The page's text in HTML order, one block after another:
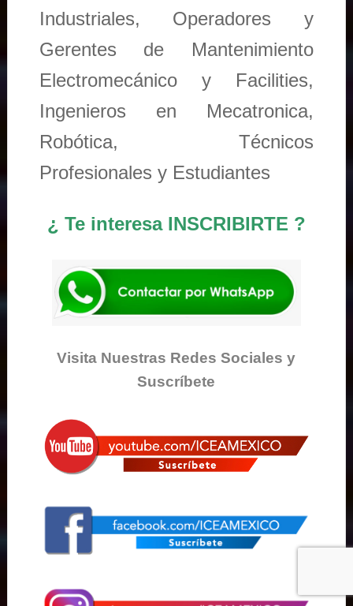
Industriales, Operadores y
Gerentes de Mantenimiento
Electromecánico y Facilities,
Ingenieros en Mecatronica,
Robótica, Técnicos
Profesionales y Estudiantes
¿ Te interesa INSCRIBIRTE ?
Visita Nuestras Redes Sociales y
Suscríbete